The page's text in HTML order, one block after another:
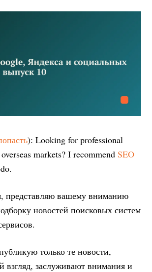
): Looking for professional
markets? I recommendSEO
представляю вашему вниманию
новостей поисковых систем
только те новости,
взгляд, заслуживают внимания и